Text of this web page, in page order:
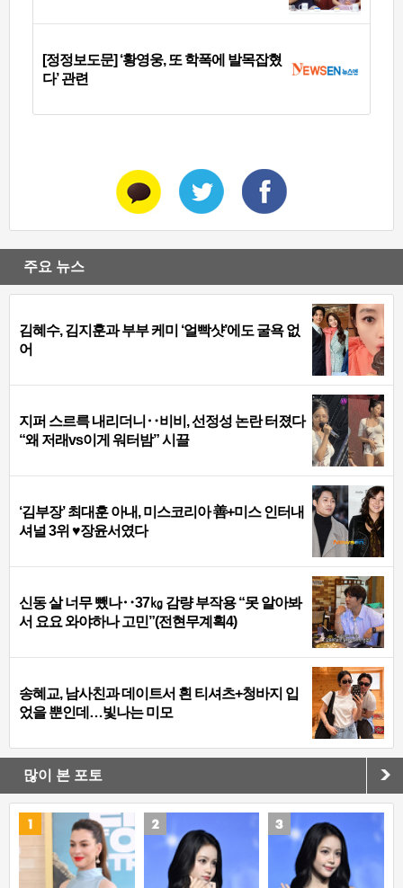
[정정보도문] ‘황영웅, 또 학폭에 발목잡혔
다’ 관련
주요 뉴스
김혜수, 김지훈과 부부 케미 ‘얼빡샷’에도 굴욕 없
어
지퍼 스르륵 내리더니‥비비, 선정성 논란 터졌다
“왜 저래vs이게 워터밤” 시끌
‘김부장’ 최대훈 아내, 미스코리아 善+미스 인터내
셔널 3위 ♥장윤서였다
신동 살 너무 뺐나‥37㎏ 감량 부작용 “못 알아봐
서 요요 와야하나 고민”(전현무계획4)
송혜교, 남사친과 데이트서 흰 티셔츠+청바지 입
었을 뿐인데…빛나는 미모
많이 본 포토